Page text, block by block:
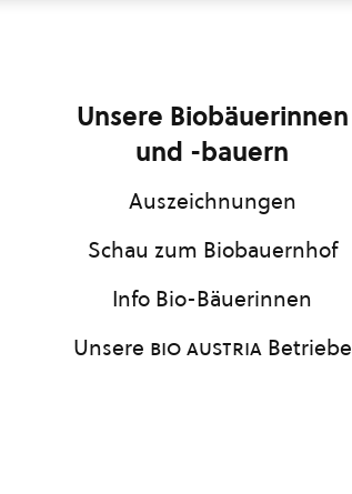
Unsere Biobäuerinnen
und -bauern
Auszeichnungen
Schau zum Biobauernhof
Info Bio-Bäuerinnen
Unsere bio austriaBetriebe